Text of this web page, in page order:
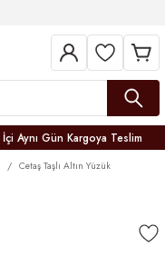
Aynı Gün Kargoya Teslim
Cetaş Taşlı Altın Yüzük